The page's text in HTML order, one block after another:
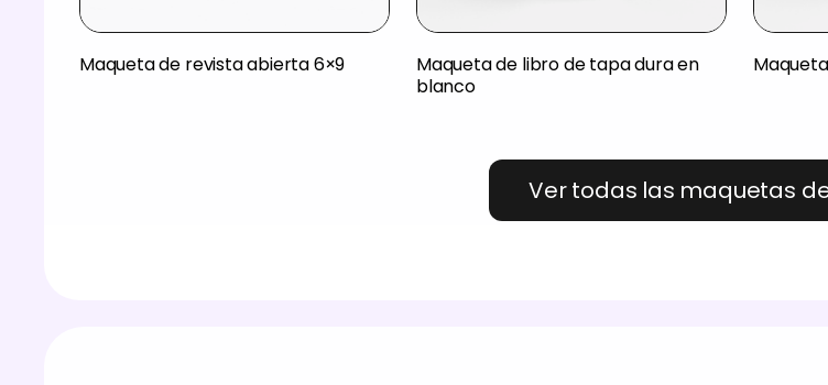
Maqueta de revista abierta 6×9
Maqueta de libro de tapa dura en
blanco
Ver todas las maquetas